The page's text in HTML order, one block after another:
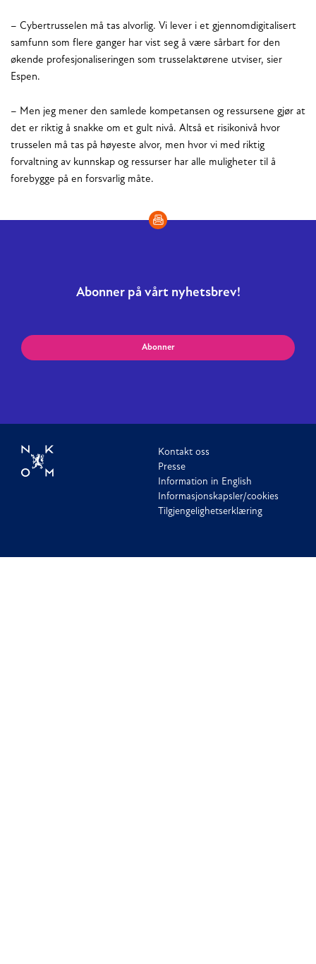
– Cybertrusselen må tas alvorlig. Vi lever i et gjennomdigitalisert
samfunn som flere ganger har vist seg å være sårbart for den
økende profesjonaliseringen som trusselaktørene utviser, sier
Espen.
– Men jeg mener den samlede kompetansen og ressursene gjør at
det er riktig å snakke om et gult nivå. Altså et risikonivå hvor
trusselen må tas på høyeste alvor, men hvor vi med riktig
forvaltning av kunnskap og ressurser har alle muligheter til å
forebygge på en forsvarlig måte.
Abonner på vårt nyhetsbrev!
Abonner
Kontakt oss
Presse
Information in English
Informasjonskapsler/cookies
Tilgjengelighetserklæring